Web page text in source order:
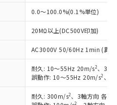
0.0～100.0%(0.1%単位)
20MΩ以上(DC500V印加)
AC3000V 50/60Hz 1min (異極
耐久: 10～55Hz 20m/s2、3軸
誤動作: 10～55Hz 20m/s2 、3
耐久: 300m/s2、3軸方向 各3回
2
いただき、同意のうえ
当社制御機器事業取扱
状況および標準価格
せていただくもので
指令（10物質）の非含
切り替える予定のある
指令（10物質）の
品で、対応品を出す予
指令（10物質）の
調査中または確認中の
ス料など無形物で、有
含有率が中国RoHSの